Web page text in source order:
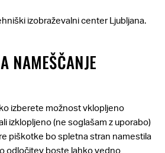
izobraževalni center Ljubljana.
NAMEŠČANJE
izberete možnost vklopljeno
izklopljeno (ne soglašam z uporabo)
piškotke bo spletna stran namestila
odločitev boste lahko vedno